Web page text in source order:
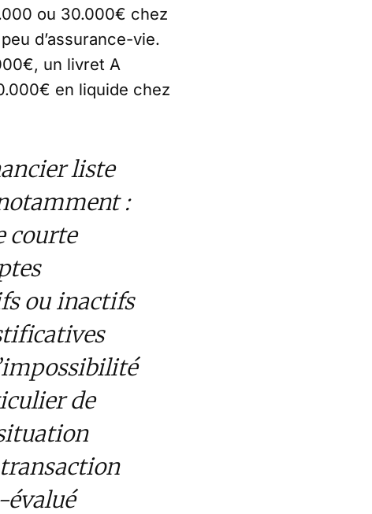
ou 30.000€ chez
d’assurance-vie.
un livret A
en liquide chez
liste
:
courte
ou inactifs
de
évalué